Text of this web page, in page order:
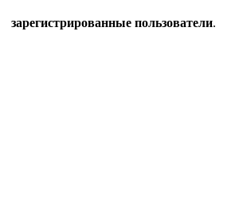
зарегистрированные пользователи.